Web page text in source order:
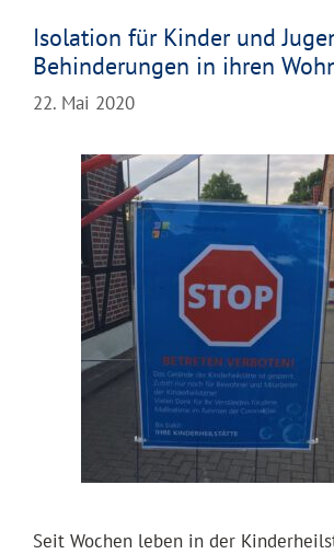
Isolation für Kinder und
Behinderungen in ihren
22. Mai 2020
Seit Wochen leben in der